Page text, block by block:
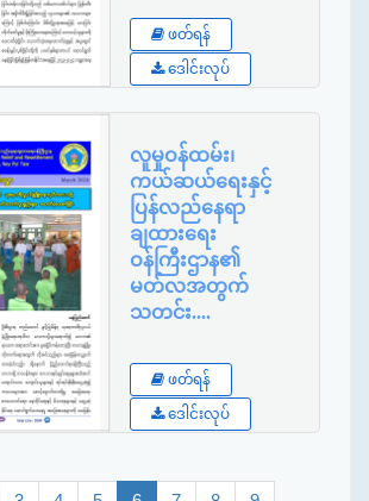
Published By
Ministry
ဖတ်ရန်
ဒေါင်းလုပ်
လူမှုဝန်ထမ်း၊
ကယ်ဆယ်ရေးနှင့်
ပြန်လည်နေရာ
ချထားရေး
ဝန်ကြီးဌာန၏
မတ်လအတွက်
သတင်း....
Published By
Ministry
ဖတ်ရန်
ဒေါင်းလုပ်